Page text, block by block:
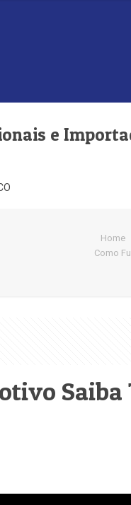
e
Home
Como
Saiba